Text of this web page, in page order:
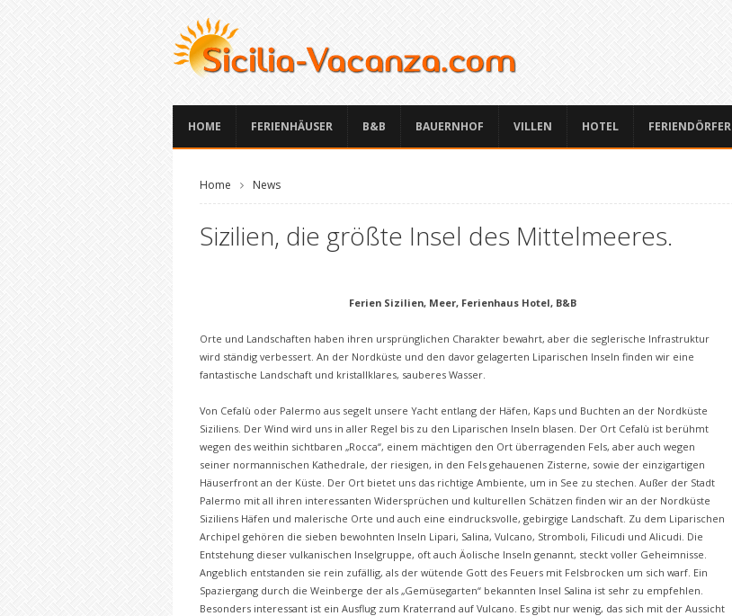
HOME FERIENHÄUSER B&B BAUERNHOF VILLEN HOTEL FERIENDÖRFER
Home News
Sizilien, die größte Insel des Mittelmeeres.
Ferien Sizilien, Meer, Ferienhaus Hotel, B&B
Orte und Landschaften haben ihren ursprünglichen Charakter bewahrt, aber die seglerische Infrastruktur
wird ständig verbessert. An der Nordküste und den davor gelagerten Liparischen Inseln finden wir eine
fantastische Landschaft und kristallklares, sauberes Wasser.
Von Cefalù oder Palermo aus segelt unsere Yacht entlang der Häfen, Kaps und Buchten an der Nordküste
Siziliens. Der Wind wird uns in aller Regel bis zu den Liparischen Inseln blasen. Der Ort Cefalù ist berühmt
wegen des weithin sichtbaren „Rocca“, einem mächtigen den Ort überragenden Fels, aber auch wegen
seiner normannischen Kathedrale, der riesigen, in den Fels gehauenen Zisterne, sowie der einzigartigen
Häuserfront an der Küste. Der Ort bietet uns das richtige Ambiente, um in See zu stechen. Außer der Stadt
Palermo mit all ihren interessanten Widersprüchen und kulturellen Schätzen finden wir an der Nordküste
Siziliens Häfen und malerische Orte und auch eine eindrucksvolle, gebirgige Landschaft. Zu dem Liparischen
Archipel gehören die sieben bewohnten Inseln Lipari, Salina, Vulcano, Stromboli, Filicudi und Alicudi. Die
Entstehung dieser vulkanischen Inselgruppe, oft auch Äolische Inseln genannt, steckt voller Geheimnisse.
Angeblich entstanden sie rein zufällig, als der wütende Gott des Feuers mit Felsbrocken um sich warf. Ein
Spaziergang durch die Weinberge der als „Gemüsegarten“ bekannten Insel Salina ist sehr zu empfehlen.
Besonders interessant ist ein Ausflug zum Kraterrand auf Vulcano. Es gibt nur wenig, das sich mit der Aussicht